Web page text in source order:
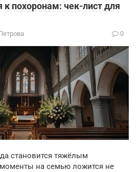
к похоронам: чек-лист для
0
становится тяжёлым
на семью ложится не